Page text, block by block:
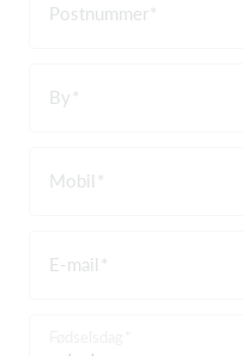
Postnummer
By
Mobil
E-mail